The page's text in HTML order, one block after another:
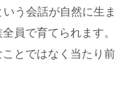
う会話が自然に生ま
員で育てられます。
とではなく当たり前